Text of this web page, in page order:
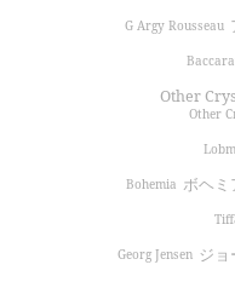
G Argy Rousseau
Other
Other
ボヘ
Bohemia
ジョ
Georg Jensen